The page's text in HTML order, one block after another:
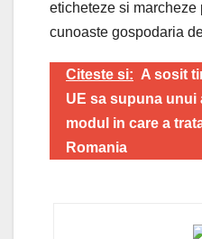
eticheteze si
cunoaste gospodaria
Citeste si: A sosit
UE sa supuna unui
modul in care a
Romania